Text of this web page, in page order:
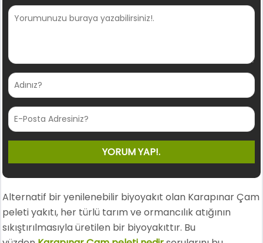
Alternatif bir yenilenebilir biyoyakıt olan Karapınar Çam
peleti yakıtı, her türlü tarım ve ormancılık atığının
sıkıştırılmasıyla üretilen bir biyoyakıttır. Bu